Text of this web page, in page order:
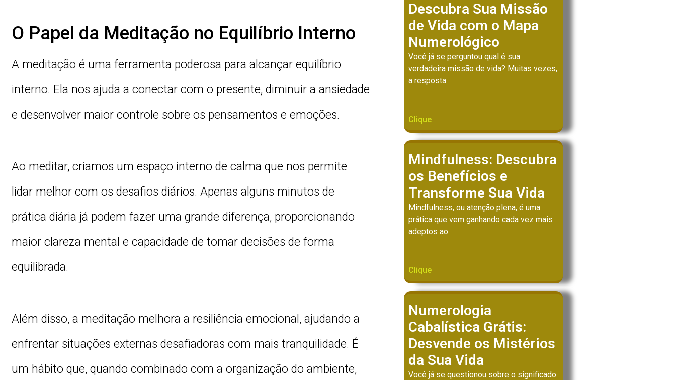
O Papel da Meditação no Equilíbrio Interno
A meditação é uma ferramenta poderosa para alcançar equilíbrio
interno. Ela nos ajuda a conectar com o presente, diminuir a ansiedade
e desenvolver maior controle sobre os pensamentos e emoções.
Ao meditar, criamos um espaço interno de calma que nos permite
lidar melhor com os desafios diários. Apenas alguns minutos de
prática diária já podem fazer uma grande diferença, proporcionando
maior clareza mental e capacidade de tomar decisões de forma
equilibrada.
Além disso, a meditação melhora a resiliência emocional, ajudando a
enfrentar situações externas desafiadoras com mais tranquilidade. É
um hábito que, quando combinado com a organização do ambiente,
Descubra Sua Missão
de Vida com o Mapa
Numerológico
Você já se perguntou qual é sua
verdadeira missão de vida? Muitas vezes,
a resposta
Clique
Mindfulness: Descubra
os Benefícios e
Transforme Sua Vida
Mindfulness, ou atenção plena, é uma
prática que vem ganhando cada vez mais
adeptos ao
Clique
Numerologia
Cabalística Grátis:
Desvende os Mistérios
da Sua Vida
Você já se questionou sobre o significado